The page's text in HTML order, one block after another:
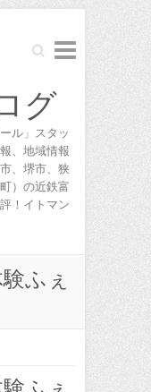
Search
グ
ル」スタッ
、地域情報
、堺市、狭
）の近鉄富
！イトマン
ふぇ